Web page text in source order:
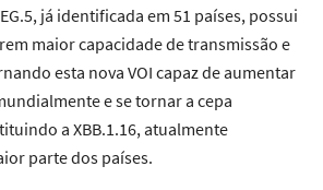
já identificada em 51 países, possui
maior capacidade de transmissão e
esta nova VOI capaz de aumentar
e se tornar a cepa
a XBB.1.16, atualmente
parte dos países.